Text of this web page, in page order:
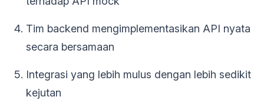
Tim backend mengimplementasikan API nyata
secara bersamaan
Integrasi yang lebih mulus dengan lebih sedikit
kejutan